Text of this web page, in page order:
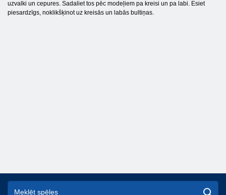
uzvalki un cepures. Sadaliet tos pēc modeļiem pa kreisi un pa labi. Esiet
piesardzīgs, noklikšķinot uz kreisās un labās bultiņas.